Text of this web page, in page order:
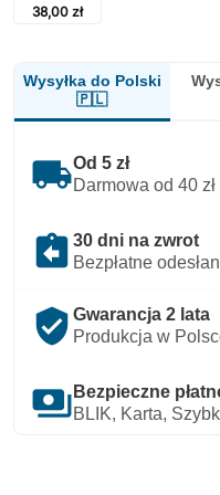
38,00 zł
Wysyłka do Polski
🇵🇱
local_shippingOd 5 zł
Darmowa od 40 zł
assignment_return 30 dni na zwrot
Bezpłatne
verified_user Gwarancja 2 lata
Produkcja w
payments Bezpieczne
BLIK, Karta,